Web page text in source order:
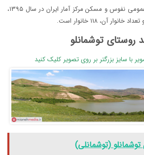
بر اساس نتایج سرشماری عمومی نفوس و مسکن مرکز آمار ایران در سال ۱۳۹۵،
روستای توشمانلو
با سایز بزرگتر بر روی تصویر کلیک کنید
(توشمانلی)